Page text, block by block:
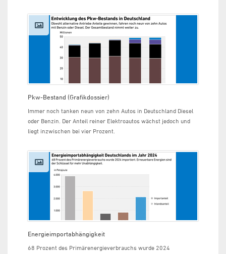
Pkw-Bestand (Grafikdossier)
Immer noch tanken neun von zehn Autos in Deutschland Diesel
oder Benzin. Der Anteil reiner Elektroautos wächst jedoch und
liegt inzwischen bei vier Prozent.
Energieimportabhängigkeit
68 Prozent des Primärenergieverbrauchs wurde 2024